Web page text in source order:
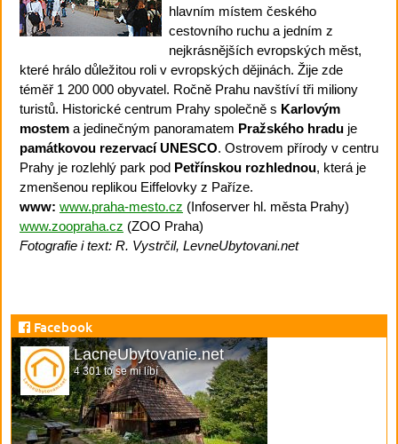
hlavním místem českého
cestovního ruchu a jedním z
nejkrásnějších evropských měst,
které hrálo důležitou roli v evropských dějinách. Žije zde
téměř 1 200 000 obyvatel. Ročně Prahu navštíví tři miliony
turistů. Historické centrum Prahy společně s Karlovým
mostem a jedinečným panoramatem Pražského hradu je
památkovou rezervací UNESCO. Ostrovem přírody v centru
Prahy je rozlehlý park pod Petřínskou rozhlednou, která je
zmenšenou replikou Eiffelovky z Paříze.
www: www.praha-mesto.cz (Infoserver hl. města Prahy)
www.zoopraha.cz (ZOO Praha)
Fotografie i text: R. Vystrčil, LevneUbytovani.net
Facebook
LacneUbytovanie.net
4 301 to se mi líbí